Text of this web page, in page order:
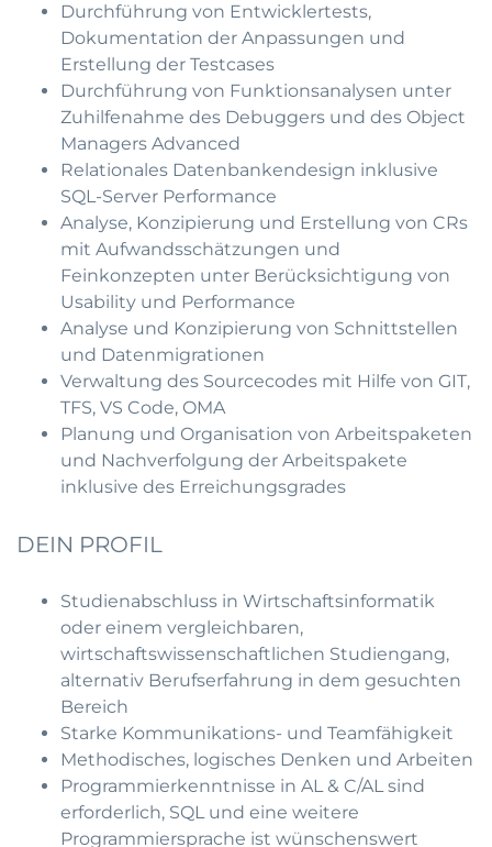
Durchführung von Entwicklertests,
Dokumentation der Anpassungen und
Erstellung der Testcases
Durchführung von Funktionsanalysen unter
Zuhilfenahme des Debuggers und des Object
Managers Advanced
Relationales Datenbankendesign inklusive
SQL-Server Performance
Analyse, Konzipierung und Erstellung von CRs
mit Aufwandsschätzungen und
Feinkonzepten unter Berücksichtigung von
Usability und Performance
Analyse und Konzipierung von Schnittstellen
und Datenmigrationen
Verwaltung des Sourcecodes mit Hilfe von GIT,
TFS, VS Code, OMA
Planung und Organisation von Arbeitspaketen
und Nachverfolgung der Arbeitspakete
inklusive des Erreichungsgrades
DEIN PROFIL
Studienabschluss in Wirtschaftsinformatik
oder einem vergleichbaren,
wirtschaftswissenschaftlichen Studiengang,
alternativ Berufserfahrung in dem gesuchten
Bereich
Starke Kommunikations- und Teamfähigkeit
Methodisches, logisches Denken und Arbeiten
Programmierkenntnisse in AL & C/AL sind
erforderlich, SQL und eine weitere
Programmiersprache ist wünschenswert